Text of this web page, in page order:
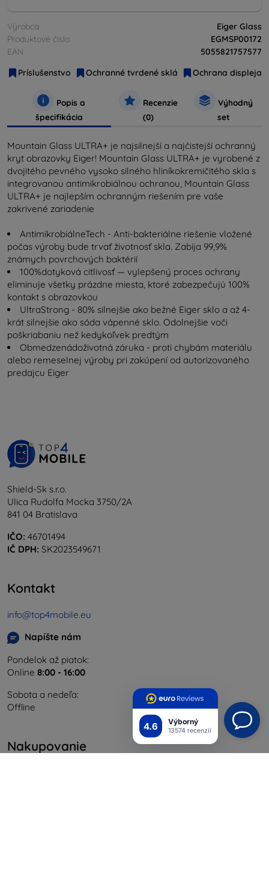
4.6 Výborný
13574 recenzií
Výrobca
Eiger Glass
Produktové číslo
EGMSP00172
EAN
5055821757577
Príslušenstvo
Ochranné tvrdené sklá Ochrana displeja
Popis a
špecifikácia
Recenzie
(0)
Výhodný
set
Mountain Glass ULTRA+ je najsilnejší a najčistejší ochranný
kryt obrazovky Eiger! Mountain Glass ULTRA+ je vyrobené z
dvojitého pevného vysoko silného hliníkokremičitého skla s
integrovanou antimikrobiálnou ochranou, Mountain Glass
ULTRA+ je najlepším ochranným riešením pre vaše
zakrivené zariadenie
AntimikrobiálneTech - Anti-bakteriálne riešenie vložené
počas výroby bude trvať životnosť skla. Zabíja 99,9%
známych povrchových baktérií
100%dotyková citlivosť — vylepšený proces ochrany
eliminuje všetky prázdne miesta, ktoré zabezpečujú 100%
kontakt s obrazovkou
UltraStrong - 80% silnejšie ako bežné Eiger sklo a až 4-
krát silnejšie ako sóda vápenné sklo. Odolnejšie voči
poškriabaniu než kedykoľvek predtým
Obmedzenádoživotná záruka - proti chybám materiálu
alebo remeselnej výroby pri zakúpení od autorizovaného
predajcu Eiger
Shield-Sk s.r.o.
Ulica Rudolfa Mocka 3750/2A
841 04 Bratislava
IČO: 46701494
IČ DPH: SK2023549671
Kontakt
info@top4mobile.eu
Napíšte nám
Pondelok až piatok:
Online 8:00 - 16:00
Sobota a nedeľa:
Offline
Nakupovanie